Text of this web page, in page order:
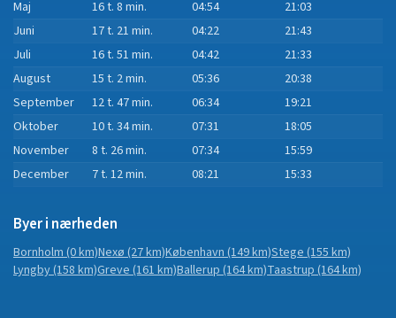
Maj
16 t. 8 min. 04:54
21:03
Juni
17 t. 21 min. 04:22
21:43
Juli
16 t. 51 min. 04:42
21:33
August
15 t. 2 min. 05:36
20:38
September
12 t. 47 min. 06:34
19:21
Oktober
10 t. 34 min. 07:31
18:05
November
8 t. 26 min. 07:34
15:59
December
7 t. 12 min. 08:21 15:33
Byer i nærheden
Bornholm(0 km)Nexø(27 km)København(149 km)Stege(155 km)
Lyngby(158 km)Greve(161 km)Ballerup(164 km)Taastrup(164 km)